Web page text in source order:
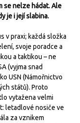
se nelze hádat. Ale
je i její slabina.
v praxi; každá složka
svoje poradce a
a taktikou – ne
(vyjma snad
USN (Námořnictvo
států). Proto
vytažena velmi
letadlové nosiče ve
za vznikem